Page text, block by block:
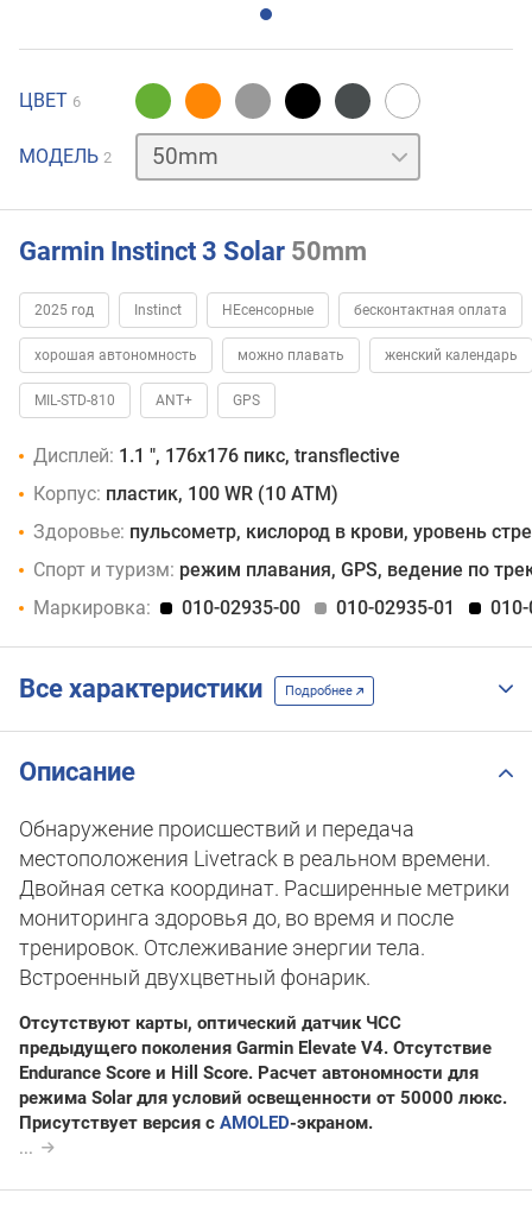
ЦВЕТ 6
МОДЕЛЬ 2
45mm
Garmin Instinct 3 Solar 50mm
2025 год Instinct НЕсенсорные бесконтактная оплата
хорошая автономность можно плавать женский календарь
MIL-STD-810 ANT+ GPS
Дисплей: 1.1 ", 176x176 пикс, transflective
Корпус: пластик, 100 WR (10 ATM)
Здоровье: пульсометр, кислород в крови, уровень
Спорт и туризм: режим плавания, GPS, ведение по
Маркировка:
010-02935-00 010-02935-01
Все характеристики Подробнее
Описание
Обнаружение происшествий и передача
местоположения Livetrack в реальном времени.
Двойная сетка координат. Расширенные метрики
мониторинга здоровья до, во время и после
тренировок. Отслеживание энергии тела.
Встроенный двухцветный фонарик.
Отсутствуют карты, оптический датчик ЧСС
предыдущего поколения Garmin Elevate V4. Отсутствие
Endurance Score и Hill Score. Расчет автономности для
режима Solar для условий освещенности от 50000 люкс.
Присутствует версия с AMOLED-экраном.
...